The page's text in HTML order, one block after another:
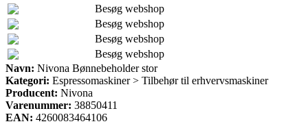
Besøg webshop
Besøg webshop
Besøg webshop
Besøg webshop
Navn: Nivona Bønnebeholder stor
Kategori: Espressomaskiner > Tilbehør til erhvervsmaskiner
Producent: Nivona
Varenummer: 38850411
EAN: 4260083464106